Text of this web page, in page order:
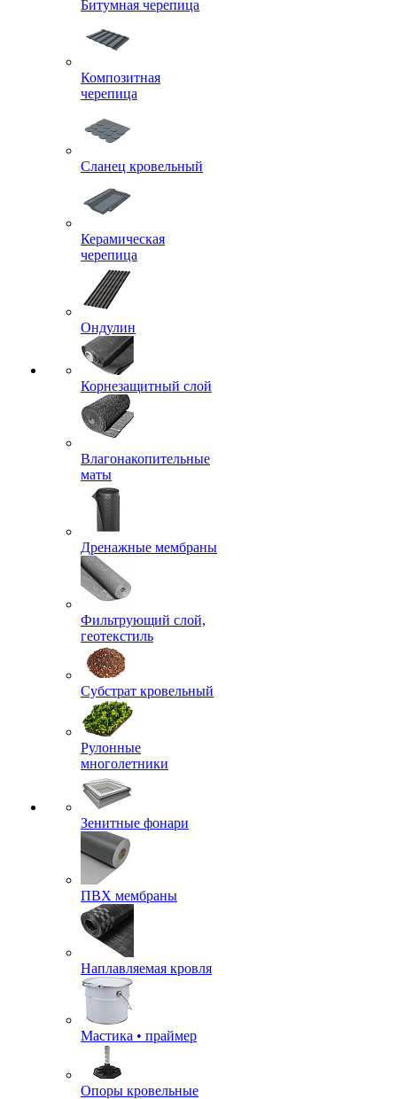
Битумная черепица
Композитная
черепица
Сланец кровельный
Керамическая
черепица
Ондулин
Корнезащитный слой
Влагонакопительные
маты
Дренажные мембраны
Фильтрующий слой,
геотекстиль
Субстрат кровельный
Рулонные
многолетники
Зенитные фонари
ПВХ мембраны
Наплавляемая кровля
Мастика • праймер
Опоры кровельные